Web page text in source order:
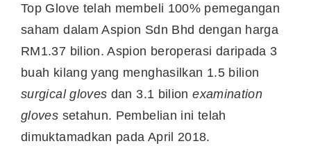
Top Glove telah membeli 100% pemegangan
saham dalam Aspion Sdn Bhd dengan harga
RM1.37 bilion. Aspion beroperasi daripada 3
buah kilang yang menghasilkan 1.5 bilion
surgical gloves dan 3.1 bilionexamination
gloves setahun. Pembelian ini telah
dimuktamadkan pada April 2018.